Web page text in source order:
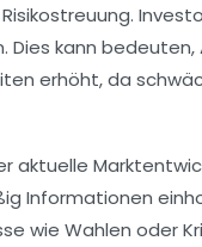
Risikostreuung.
kann
erhöht, da
aktuelle
Informationen
wie Wahlen oder